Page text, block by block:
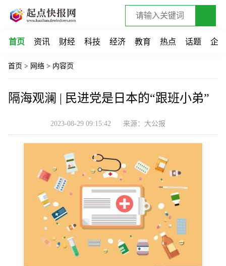
首页 资讯 财经 科技 经济 教育 热点 话题 企业
首页 > 网络 > 内容页
隔海观澜 | 民进党是日本的“跟班小弟”
2023-08-29 09:15:42 来源：大公报